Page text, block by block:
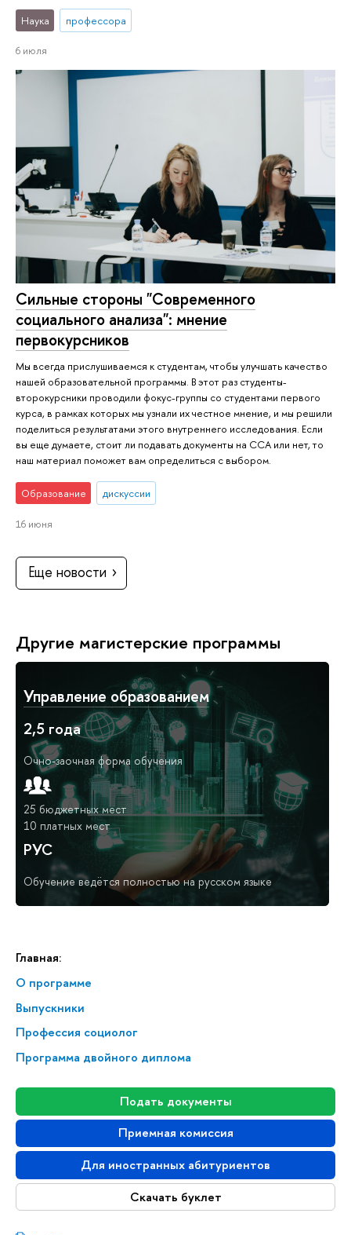
Главная:
О программе
Выпускники
Профессия социолог
Программа двойного диплома
Подать документы
Приемная комиссия
Для иностранных абитуриентов
Скачать буклет
Наука профессора
6 июля
Сильные стороны "Современного
социального анализа": мнение
первокурсников
Мы всегда прислушиваемся к студентам, чтобы улучшать качество
нашей образовательной программы. В этот раз студенты-
второкурсники проводили фокус-группы со студентами первого
курса, в рамках которых мы узнали их честное мнение, и мы решили
поделиться результатами этого внутреннего исследования. Если
вы еще думаете, стоит ли подавать документы на ССА или нет, то
наш материал поможет вам определиться с выбором.
Образование дискуссии
16 июня
Еще новости
Другие магистерские программы
Управление образованием
2,5 года
Очно-заочная форма обучения
25 бюджетных мест
10 платных мест
РУС
Обучение ведётся полностью на русском языке